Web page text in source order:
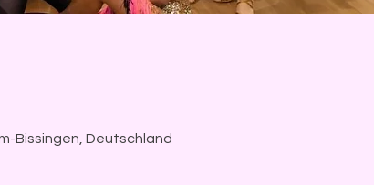
Bissingen, Deutschland